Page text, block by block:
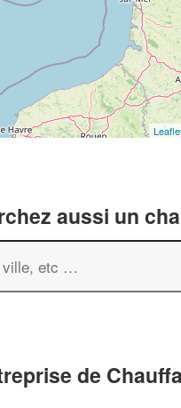
aussi un
de